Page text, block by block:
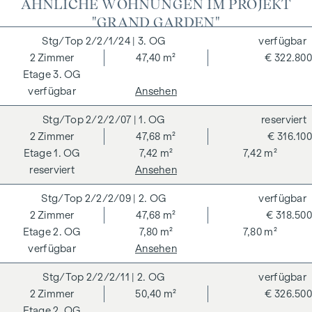
Energieeffizienz und Regionalität wichtige Faktoren.
werden unabhängig nach den Kriterien der Deutschen
Gesellschaft für Nachhaltiges Bauen (DGNB) zertifiziert und
eine EU-Taxonomie-Verifikation wird angestrebt. Im
Mittelpunkt des GRAND GARDENS stehen die Erschaffung
von nachhaltigem Lebensraum und das Wohlbefinden der
zukünftigen BewohnerInnen. Unabhängige Zertifizierungen
machen eine gesamtheitliche Nachhaltigkeitsstrategie
transparent. Der Käufer einer DGNB (Deutsche Gesellschaft
für Nachhaltiges Bauen) zertifizierten Eigentumswohnung
profitiert von verschiedenen Vorteilen, die sich auf
ökologische, ökonomische und soziokulturelle Aspekte
erstrecken. Auf der nächsten Seite finden Sie einige der
Kernvorteile.
NEBENKOSTEN
Der guten Ordnung halber halten wir fest, dass, sofern im
ÄHNLICHE WOHNUNGEN IM PROJEKT
"GRAND GARDEN"
2/2/1/24 | 3. OG
3. OG
2Zimmer 47,40 m² € 322.800
verfügbar
verfügbar
Ansehen
2/2/2/07 | 1. OG
1. OG
2Zimmer
47,68 m²
7,42 m²
7,42 m²
€ 316.100
reserviert
reserviert
Ansehen
2/2/2/09 | 2. OG
2. OG
2Zimmer
47,68 m²
7,80 m²
7,80 m²
€ 318.500
verfügbar
verfügbar
Ansehen
2/2/2/11 | 2. OG
2Zimmer 50,40 m² € 326.500
verfügbar